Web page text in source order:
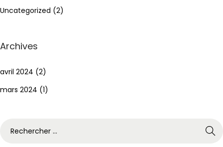
Uncategorized (2)
Archives
avril 2024 (2)
mars 2024 (1)